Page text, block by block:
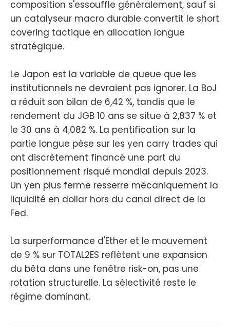
composition s'essouffle généralement, sauf si
un catalyseur macro durable convertit le short
covering tactique en allocation longue
stratégique.
Le Japon est la variable de queue que les
institutionnels ne devraient pas ignorer. La BoJ
a réduit son bilan de 6,42 %, tandis que le
rendement du JGB 10 ans se situe à 2,837 % et
le 30 ans à 4,082 %. La pentification sur la
partie longue pèse sur les yen carry trades qui
ont discrètement financé une part du
positionnement risqué mondial depuis 2023.
Un yen plus ferme resserre mécaniquement la
liquidité en dollar hors du canal direct de la
Fed.
La surperformance d'Ether et le mouvement
de 9 % sur TOTAL2ES reflètent une expansion
du bêta dans une fenêtre risk-on, pas une
rotation structurelle. La sélectivité reste le
régime dominant.